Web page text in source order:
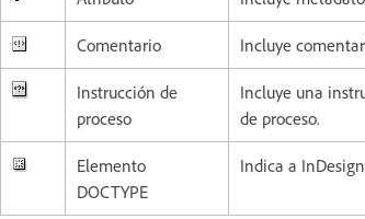
Comentario Incluye
Instrucción de
proceso
Incluye una
de proceso.
Elemento
DOCTYPE
Indica a